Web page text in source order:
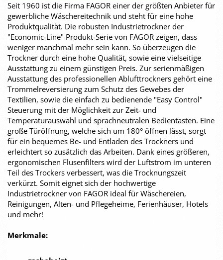
Seit 1960 ist die Firma FAGOR einer der größten Anbieter für
gewerbliche Wäschereitechnik und steht für eine hohe
Produktqualität. Die robusten Industrietrockner der
"Economic-Line" Produkt-Serie von FAGOR zeigen, dass
weniger manchmal mehr sein kann. So überzeugen die
Trockner durch eine hohe Qualität, sowie eine vielseitige
Ausstattung zu einem günstigen Preis. Zur serienmäßigen
Ausstattung des professionellen Ablufttrockners gehört eine
Trommelreversierung zum Schutz des Gewebes der
Textilien, sowie die einfach zu bedienende "Easy Control"
Steuerung mit der Möglichkeit zur Zeit- und
Temperaturauswahl und sprachneutralen Bedientasten. Eine
große Türöffnung, welche sich um 180° öffnen lässt, sorgt
für ein bequemes Be- und Entladen des Trockners und
erleichtert so zusätzlich das Arbeiten. Dank eines größeren,
ergonomischen Flusenfilters wird der Luftstrom im unteren
Teil des Trockers verbessert, was die Trocknungszeit
verkürzt. Somit eignet sich der hochwertige
Industrietrockner von FAGOR ideal für Wäschereien,
Reinigungen, Alten- und Pflegeheime, Ferienhäuser, Hotels
und mehr!
Merkmale: